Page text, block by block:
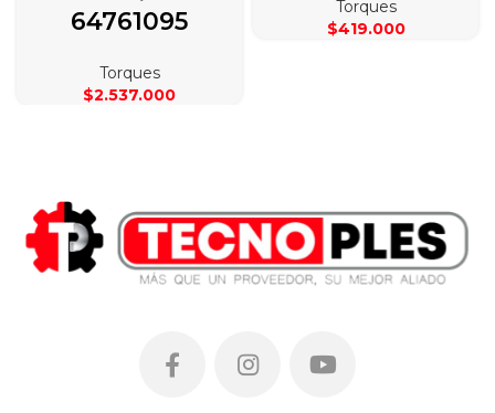
64761095
Torques
$2.537.000
Torques
$419.000